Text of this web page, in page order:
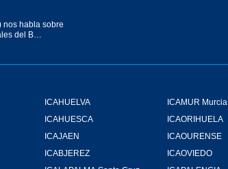
nos habla sobre
del B…
ICAHUELVA
ICAHUESCA
ICAJAEN
ICABJEREZ
ICAMUR Murcia
ICAORIHUELA
ICAOURENSE
ICAOVIEDO